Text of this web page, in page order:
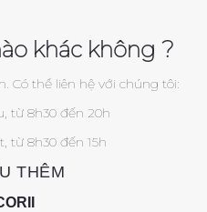
khác không ?
Có thể liên hệ với chúng tôi:
từ 8h30 đến 20h
từ 8h30 đến 15h
THÊM